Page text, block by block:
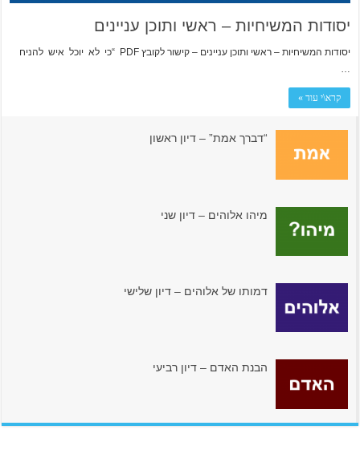
יסודות המשיחיות – ראשי ותוכן עניינים
יסודות המשיחיות – ראשי ותוכן עניינים – קישור לקובץ PDF “כי לא יוכל איש להניח
…
קרא\י עוד »
“דברך אמת” – דיון ראשון
מיהו אלוהים – דיון שני
דמותו של אלוהים – דיון שלישי
הבנת האדם – דיון רביעי